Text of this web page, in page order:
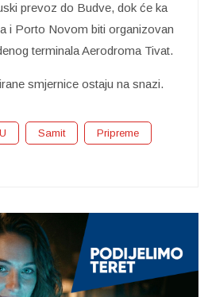
prevoz do Budve, dok će ka
i Porto Novom biti organizovan
terminala Aerodroma Tivat.
smjernice ostaju na snazi.
Samit Pripreme